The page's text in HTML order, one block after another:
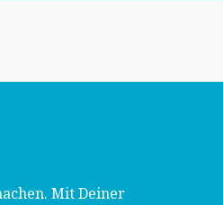
Mit Deiner